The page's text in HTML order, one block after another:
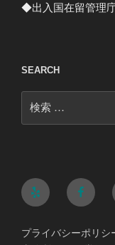
◆出入国在留管理
SEARCH
索:
Yelp
プライバシーポリシ